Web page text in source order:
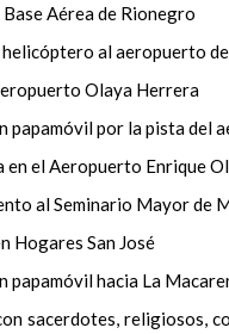
Aérea de Rionegro
helicóptero al aeropuerto
Olaya Herrera
papamóvil por la pista del
en el Aeropuerto Enrique
al Seminario Mayor de
Hogares San José
papamóvil hacia La
sacerdotes, religiosos,